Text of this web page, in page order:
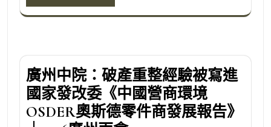
廣州中院：破產重整經驗被寫進
國家發改委《中國營商環境
OSDER奧斯德零件商發展報告》